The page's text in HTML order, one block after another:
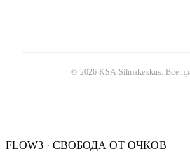
© 2026 KSA Silmakeskus. Все
FLOW3 · СВОБОДА ОТ ОЧКОВ